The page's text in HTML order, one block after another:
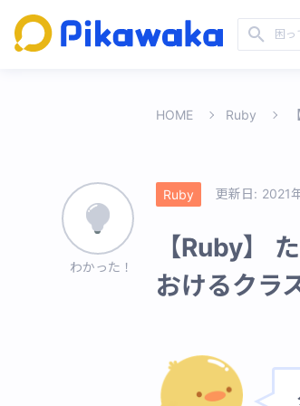
HOME Ruby
Ruby 更新日: 2021
【Ruby】
おけるクラ
わかった！